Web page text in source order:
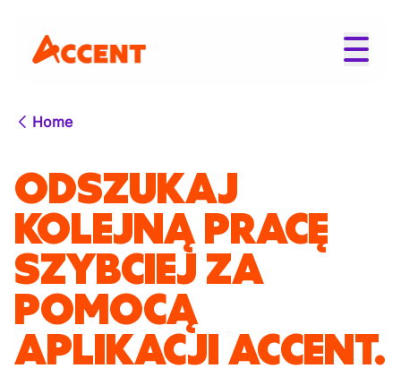
Home
ODSZUKAJ
KOLEJNĄ PRACĘ
SZYBCIEJ ZA
POMOCĄ
APLIKACJI ACCENT.